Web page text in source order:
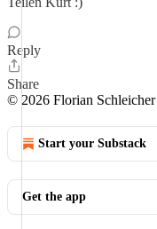
Reply
Share
© 2026 Florian Schleicher
Start your Substack
Get the app